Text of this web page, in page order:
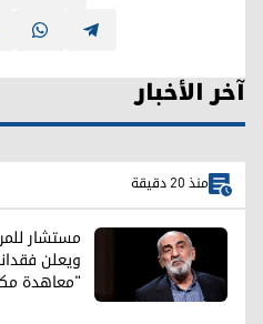
آخر الأخبار
منذ 20 دقيقة
مستشار
ويعلن
"معاهدة